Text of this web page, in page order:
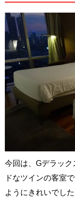
今回は、Gデラッ
ドなツインの客室
ようにきれいでした